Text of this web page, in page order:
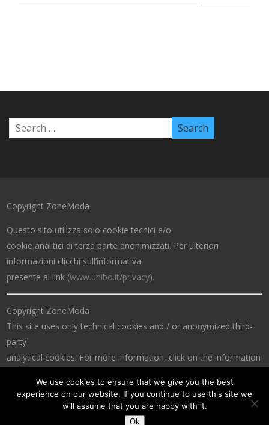
Copyright ZoneModa
Questo sito utilizza solo cookie tecnici e/o
cookie analitici di terza parte anonimizzati. Per ulteriori
informazioni clicchi sull’informativa
presente al link (www.unibo.it/privacy).
Copyright ZoneModa
This site uses only technical cookies and / or anonymized third-
party
analytical cookies. For more information, click on the information
We use cookies to ensure that we give you the best
experience on our website. If you continue to use this site we
will assume that you are happy with it.
Ok